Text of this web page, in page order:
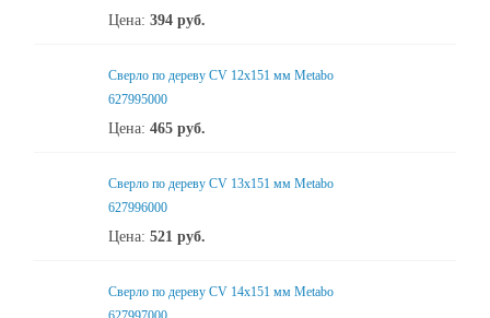
Цена: 394 руб.
Сверло по дереву CV 12x151 мм Metabo
627995000
Цена: 465 руб.
Сверло по дереву CV 13x151 мм Metabo
627996000
Цена: 521 руб.
Сверло по дереву CV 14x151 мм Metabo